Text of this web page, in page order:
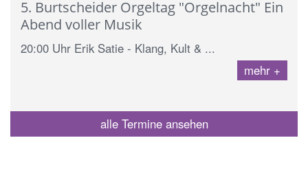
5. Burtscheider Orgeltag "Orgelnacht" Ein
Abend voller Musik
20:00 Uhr Erik Satie - Klang, Kult & ...
mehr
alle Termine ansehen